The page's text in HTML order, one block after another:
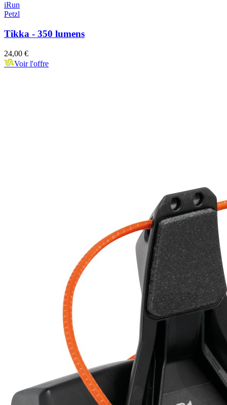
iRun
Petzl
Tikka - 350 lumens
24,00 €
Voir l'offre